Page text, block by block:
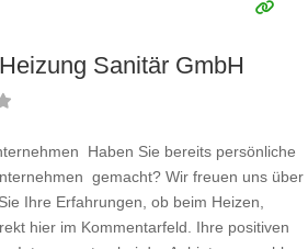
Sanitär GmbH
Haben Sie bereits persönliche
gemacht? Wir freuen uns über
Ihre Erfahrungen, ob beim Heizen,
hier im Kommentarfeld. Ihre positiven